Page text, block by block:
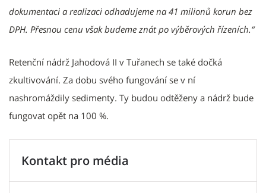
dokumentaci a realizaci odhadujeme na 41 milionů korun bez
DPH. Přesnou cenu však budeme znát po výběrových řízeních.“
Retenční nádrž Jahodová II v Tuřanech se také dočká
zkultivování. Za dobu svého fungování se v ní
nashromáždily sedimenty. Ty budou odtěženy a nádrž bude
fungovat opět na 100 %.
Kontakt pro média